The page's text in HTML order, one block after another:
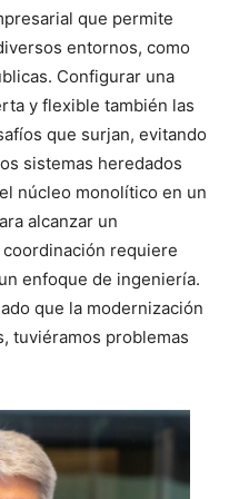
que permite
entornos, como
Configurar una
y flexible también las
que surjan, evitando
sistemas heredados
núcleo monolítico en un
alcanzar un
requiere
enfoque de ingeniería.
que la modernización
tuviéramos problemas